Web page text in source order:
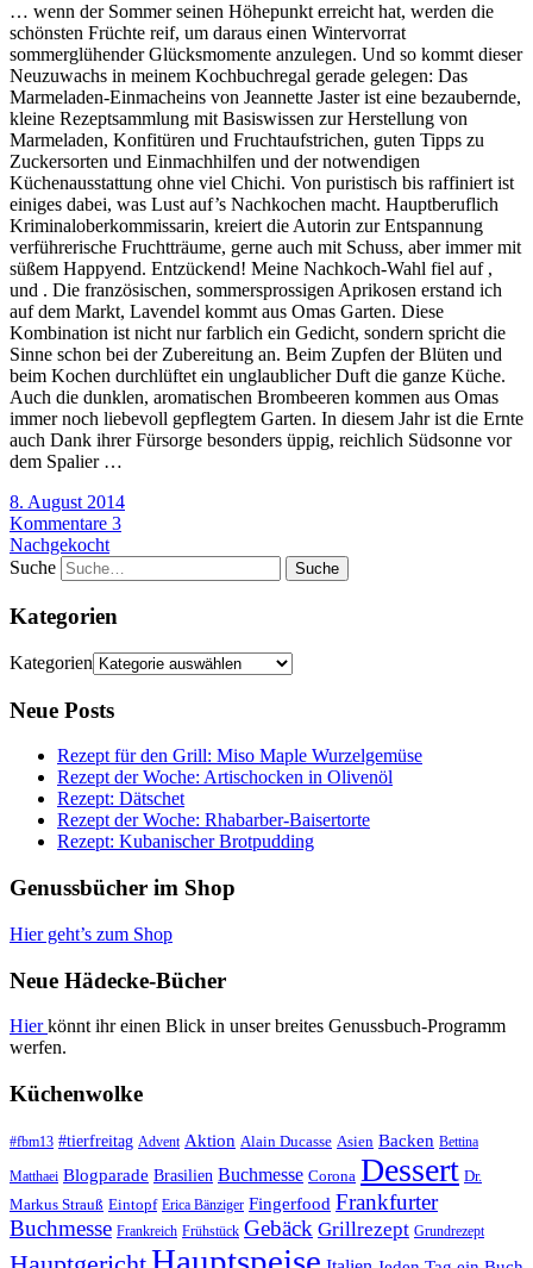
… wenn der Sommer seinen Höhepunkt erreicht hat, werden die
schönsten Früchte reif, um daraus einen Wintervorrat
sommerglühender Glücksmomente anzulegen. Und so kommt dieser
Neuzuwachs in meinem Kochbuchregal gerade gelegen: Das
Marmeladen-Einmacheins von Jeannette Jaster ist eine bezaubernde,
kleine Rezeptsammlung mit Basiswissen zur Herstellung von
Marmeladen, Konfitüren und Fruchtaufstrichen, guten Tipps zu
Zuckersorten und Einmachhilfen und der notwendigen
Küchenausstattung ohne viel Chichi. Von puristisch bis raffiniert ist
einiges dabei, was Lust auf’s Nachkochen macht. Hauptberuflich
Kriminaloberkommissarin, kreiert die Autorin zur Entspannung
verführerische Fruchtträume, gerne auch mit Schuss, aber immer mit
süßem Happyend. Entzückend! Meine Nachkoch-Wahl fiel auf ,
und . Die französischen, sommersprossigen Aprikosen erstand ich
auf dem Markt, Lavendel kommt aus Omas Garten. Diese
Kombination ist nicht nur farblich ein Gedicht, sondern spricht die
Sinne schon bei der Zubereitung an. Beim Zupfen der Blüten und
beim Kochen durchlüftet ein unglaublicher Duft die ganze Küche.
Auch die dunklen, aromatischen Brombeeren kommen aus Omas
immer noch liebevoll gepflegtem Garten. In diesem Jahr ist die Ernte
auch Dank ihrer Fürsorge besonders üppig, reichlich Südsonne vor
dem Spalier …
8. August 2014
Kommentare 3
Nachgekocht
Suche
Kategorien
Kategorien
Neue Posts
Rezept für den Grill: Miso Maple Wurzelgemüse
Rezept der Woche: Artischocken in Olivenöl
Rezept: Dätschet
Rezept der Woche: Rhabarber-Baisertorte
Rezept: Kubanischer Brotpudding
Genussbücher im Shop
Hier geht’s zum Shop
Neue Hädecke-Bücher
Hierkönnt ihr einen Blick in unser breites Genussbuch-Programm
werfen.
Küchenwolke
#fbm13 #tierfreitag Advent Aktion Alain Ducasse Asien Backen Bettina
Matthaei Blogparade Brasilien Buchmesse Corona Dessert Dr.
Markus Strauß Eintopf Erica Bänziger Fingerfood Frankfurter
Buchmesse Frankreich Frühstück Gebäck Grillrezept Grundrezept